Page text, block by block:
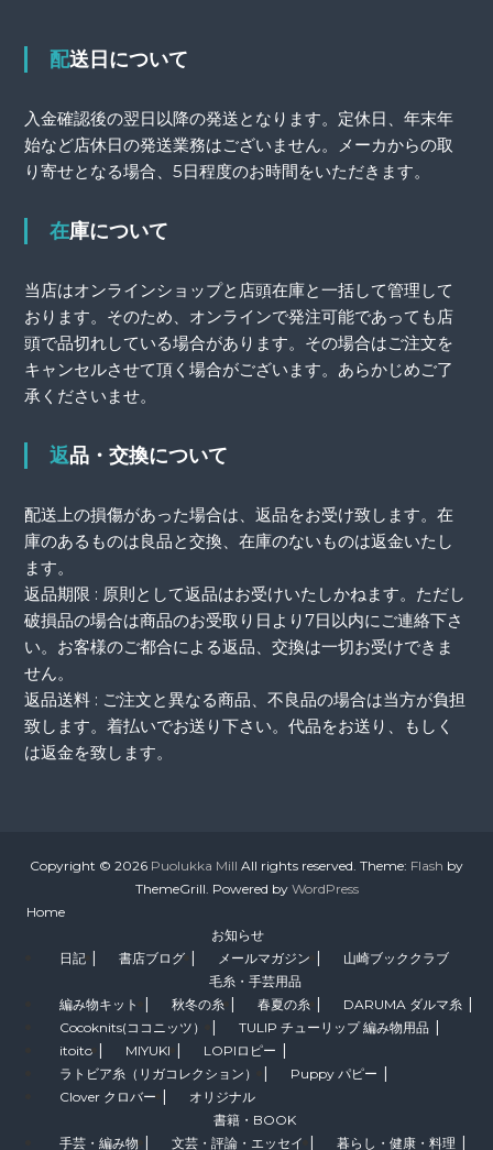
配送日について
入金確認後の翌日以降の発送となります。定休日、年末年
始など店休日の発送業務はございません。メーカからの取
り寄せとなる場合、5日程度のお時間をいただきます。
在庫について
当店はオンラインショップと店頭在庫と一括して管理して
おります。そのため、オンラインで発注可能であっても店
頭で品切れしている場合があります。その場合はご注文を
キャンセルさせて頂く場合がございます。あらかじめご了
承くださいませ。
返品・交換について
配送上の損傷があった場合は、返品をお受け致します。在
庫のあるものは良品と交換、在庫のないものは返金いたし
ます。
返品期限 : 原則として返品はお受けいたしかねます。ただし
破損品の場合は商品のお受取り日より7日以内にご連絡下さ
い。お客様のご都合による返品、交換は一切お受けできま
せん。
返品送料 : ご注文と異なる商品、不良品の場合は当方が負担
致します。着払いでお送り下さい。代品をお送り、もしく
は返金を致します。
Copyright © 2026 Puolukka Mill All rights reserved. Theme: Flash by
ThemeGrill. Powered by WordPress
Home
お知らせ
日記
書店ブログ メールマガジン
山崎ブッククラブ
毛糸・手芸用品
編み物キット
秋冬の糸 春夏の糸
DARUMA ダルマ糸
Cocoknits(ココニッツ）
TULIP チューリップ 編み物用品
itoito
MIYUKI
LOPIロピー
ラトビア糸（リガコレクション）
Puppy パピー
Clover クロバー
オリジナル
書籍・BOOK
手芸・編み物
文芸・評論・エッセイ 暮らし・健康・料理